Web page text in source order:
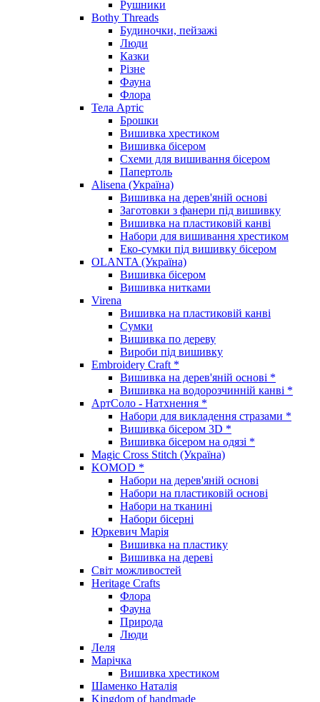
Рушники
Bothy Threads
Будиночки, пейзажі
Люди
Казки
Різне
Фауна
Флора
Тела Артіс
Брошки
Вишивка хрестиком
Вишивка бісером
Схеми для вишивання бісером
Папертоль
Alisena (Україна)
Вишивка на дерев'яній основі
Заготовки з фанери під вишивку
Вишивка на пластиковій канві
Набори для вишивання хрестиком
Еко-сумки під вишивку бісером
OLANTA (Україна)
Вишивка бісером
Вишивка нитками
Virena
Вишивка на пластиковій канві
Сумки
Вишивка по дереву
Вироби під вишивку
Embroidery Craft *
Вишивка на дерев'яній основі *
Вишивка на водорозчинній канві *
АртСоло - Натхнення *
Набори для викладення стразами *
Вишивка бісером 3D *
Вишивка бісером на одязі *
Magic Cross Stitch (Україна)
KOMOD *
Набори на дерев'яній основі
Набори на пластиковій основі
Набори на тканині
Набори бісерні
Юркевич Марія
Вишивка на пластику
Вишивка на дереві
Світ можливостей
Heritage Crafts
Флора
Фауна
Природа
Люди
Леля
Марічка
Вишивка хрестиком
Шаменко Наталія
Kingdom of handmade